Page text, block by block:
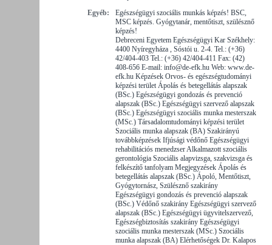
Egyéb:
Egészségügyi szociális munkás képzés! BSC,
MSC képzés. Gyógytanár, mentőtiszt, szülésznő
képzés!
Debreceni Egyetem Egészségügyi Kar Székhely:
4400 Nyíregyháza , Sóstói u. 2-4. Tel.: (+36)
42/404-403 Tel.: (+36) 42/404-411 Fax: (42)
408-656 E-mail: info@de-efk.hu Web: www.de-
efk.hu Képzések Orvos- és egészségtudományi
képzési terület Ápolás és betegellátás alapszak
(BSc.) Egészségügyi gondozás és prevenció
alapszak (BSc.) Egészségügyi szervező alapszak
(BSc.) Egészségügyi szociális munka mesterszak
(MSc.) Társadalomtudományi képzési terület
Szociális munka alapszak (BA) Szakirányú
továbbképzések Ifjúsági védőnő Egészségügyi
rehabilitációs menedzser Alkalmazott szociális
gerontológia Szociális alapvizsga, szakvizsga és
felkészítő tanfolyam Megjegyzések Ápolás és
betegellátás alapszak (BSc.) Ápoló, Mentőtiszt,
Gyógytornász, Szülésznő szakirány
Egészségügyi gondozás és prevenció alapszak
(BSc.) Védőnő szakirány Egészségügyi szervező
alapszak (BSc.) Egészségügyi ügyvitelszervező,
Egészségbiztosítás szakirány Egészségügyi
szociális munka mesterszak (MSc.) Szociális
munka alapszak (BA) Elérhetőségek Dr. Kalapos